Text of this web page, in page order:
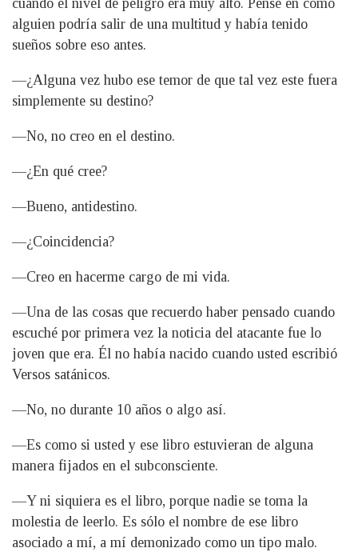
cuando el nivel de peligro era muy alto. Pensé en cómo
alguien podría salir de una multitud y había tenido
sueños sobre eso antes.
—¿Alguna vez hubo ese temor de que tal vez este fuera
simplemente su destino?
—No, no creo en el destino.
—¿En qué cree?
—Bueno, antidestino.
—¿Coincidencia?
—Creo en hacerme cargo de mi vida.
—Una de las cosas que recuerdo haber pensado cuando
escuché por primera vez la noticia del atacante fue lo
joven que era. Él no había nacido cuando usted escribió
Versos satánicos.
—No, no durante 10 años o algo así.
—Es como si usted y ese libro estuvieran de alguna
manera fijados en el subconsciente.
—Y ni siquiera es el libro, porque nadie se toma la
molestia de leerlo. Es sólo el nombre de ese libro
asociado a mí, a mí demonizado como un tipo malo.